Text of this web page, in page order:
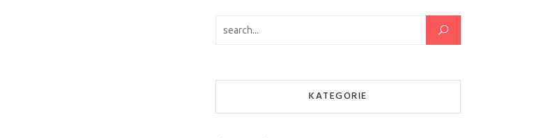
KATEGORIE